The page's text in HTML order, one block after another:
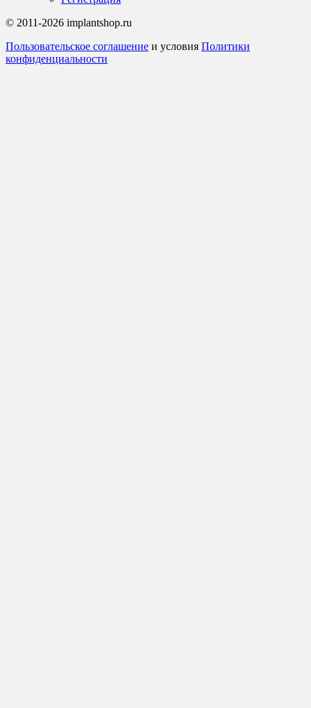
© 2011-2026 implantshop.ru
Пользовательское соглашение и условия Политики
конфиденциальности